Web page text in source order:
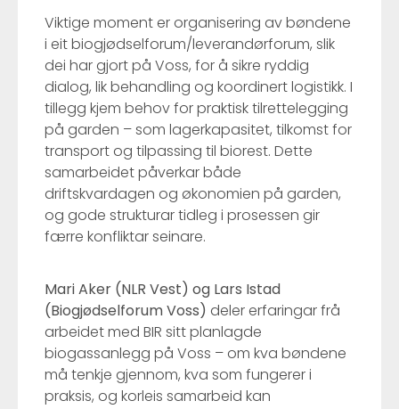
Viktige moment er organisering av bøndene
i eit biogjødselforum/leverandørforum, slik
dei har gjort på Voss, for å sikre ryddig
dialog, lik behandling og koordinert logistikk. I
tillegg kjem behov for praktisk tilrettelegging
på garden – som lagerkapasitet, tilkomst for
transport og tilpassing til biorest. Dette
samarbeidet påverkar både
driftskvardagen og økonomien på garden,
og gode strukturar tidleg i prosessen gir
færre konfliktar seinare.
Mari Aker (NLR Vest) og Lars Istad
(Biogjødselforum Voss) deler erfaringar frå
arbeidet med BIR sitt planlagde
biogassanlegg på Voss – om kva bøndene
må tenkje gjennom, kva som fungerer i
praksis, og korleis samarbeid kan